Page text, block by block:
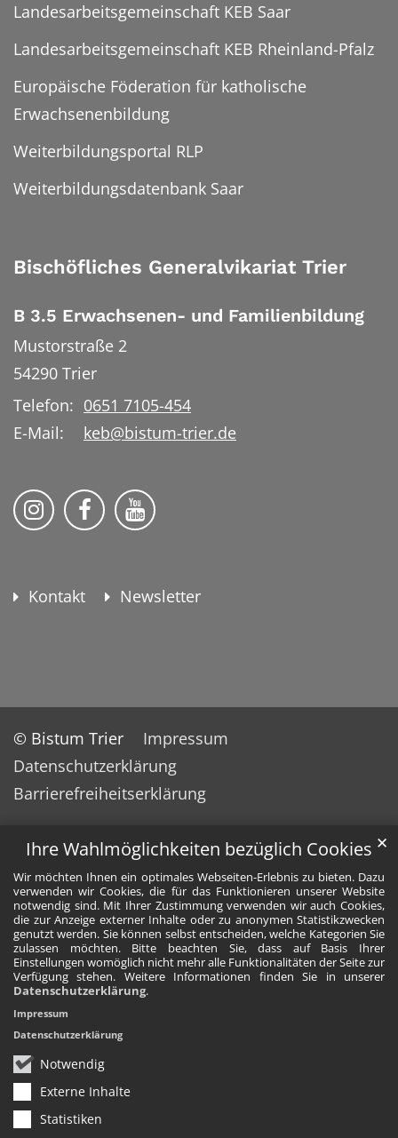
Ihre Wahlmöglichkeiten bezüglich Cookies
Wir möchten Ihnen ein optimales Webseiten-Erlebnis zu bieten. Dazu
verwenden wir Cookies, die für das Funktionieren unserer Website
notwendig sind. Mit Ihrer Zustimmung verwenden wir auch Cookies,
die zur Anzeige externer Inhalte oder zu anonymen Statistikzwecken
genutzt werden. Sie können selbst entscheiden, welche Kategorien Sie
zulassen möchten. Bitte beachten Sie, dass auf Basis Ihrer
Einstellungen womöglich nicht mehr alle Funktionalitäten der Seite zur
Verfügung stehen. Weitere Informationen finden Sie in unserer
Datenschutzerklärung.
Notwendig
Externe Inhalte
Statistiken
✕
Impressum
Datenschutzerklärung
Landesarbeitsgemeinschaft KEB Saar
Landesarbeitsgemeinschaft KEB Rheinland-Pfalz
Europäische Föderation für katholische
Erwachsenenbildung
Weiterbildungsportal RLP
Weiterbildungsdatenbank Saar
Bischöfliches Generalvikariat Trier
B 3.5 Erwachsenen- und Familienbildung
Mustorstraße 2
54290 Trier
Telefon: 0651 7105-454
E-Mail:
keb@bistum-trier.de
KEB Bildung Leben auf Instagram
KEB Bildung Leben auf Facebook
KEB Bildung Leben auf
Kontakt Newsletter
© Bistum Trier
Impressum
Datenschutzerklärung
Barrierefreiheitserklärung